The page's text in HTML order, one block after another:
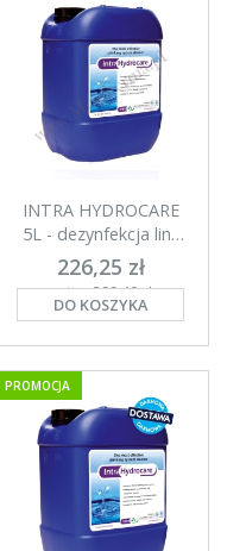
INTRA HYDROCARE
5L - dezynfekcja linii
pojenia
226,25 zł
netto: 209,49 zł
DO KOSZYKA
PROMOCJA